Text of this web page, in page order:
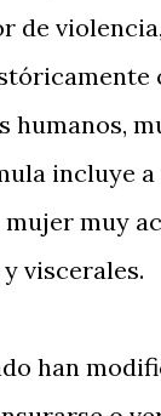
de
incluye
muy
viscerales.
han